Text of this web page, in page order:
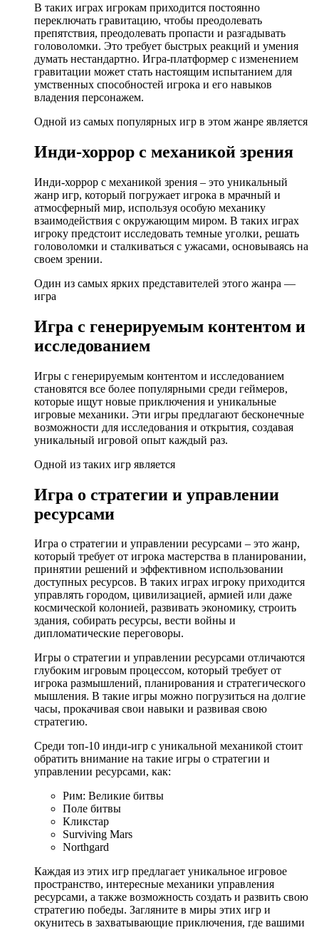
В таких играх игрокам приходится постоянно
переключать гравитацию, чтобы преодолевать
препятствия, преодолевать пропасти и разгадывать
головоломки. Это требует быстрых реакций и умения
думать нестандартно. Игра-платформер с изменением
гравитации может стать настоящим испытанием для
умственных способностей игрока и его навыков
владения персонажем.
Одной из самых популярных игр в этом жанре является
Инди-хоррор с механикой зрения
Инди-хоррор с механикой зрения – это уникальный
жанр игр, который погружает игрока в мрачный и
атмосферный мир, используя особую механику
взаимодействия с окружающим миром. В таких играх
игроку предстоит исследовать темные уголки, решать
головоломки и сталкиваться с ужасами, основываясь на
своем зрении.
Один из самых ярких представителей этого жанра —
игра
Игра с генерируемым контентом и
исследованием
Игры с генерируемым контентом и исследованием
становятся все более популярными среди геймеров,
которые ищут новые приключения и уникальные
игровые механики. Эти игры предлагают бесконечные
возможности для исследования и открытия, создавая
уникальный игровой опыт каждый раз.
Одной из таких игр является
Игра о стратегии и управлении
ресурсами
Игра о стратегии и управлении ресурсами – это жанр,
который требует от игрока мастерства в планировании,
принятии решений и эффективном использовании
доступных ресурсов. В таких играх игроку приходится
управлять городом, цивилизацией, армией или даже
космической колонией, развивать экономику, строить
здания, собирать ресурсы, вести войны и
дипломатические переговоры.
Игры о стратегии и управлении ресурсами отличаются
глубоким игровым процессом, который требует от
игрока размышлений, планирования и стратегического
мышления. В такие игры можно погрузиться на долгие
часы, прокачивая свои навыки и развивая свою
стратегию.
Среди топ-10 инди-игр с уникальной механикой стоит
обратить внимание на такие игры о стратегии и
управлении ресурсами, как:
Рим: Великие битвы
Поле битвы
Кликстар
Surviving Mars
Northgard
Каждая из этих игр предлагает уникальное игровое
пространство, интересные механики управления
ресурсами, а также возможность создать и развить свою
стратегию победы. Загляните в миры этих игр и
окунитесь в захватывающие приключения, где вашими